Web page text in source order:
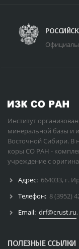
Институт
минеральной базы и
Восточной Сибири. В
коры СО РАН -
учреждение с
Адрес: 664033, г.
Телефон: 8 (3952)
Email: drf@crust.ru,
ПОЛЕЗНЫЕ ССЫЛКИ